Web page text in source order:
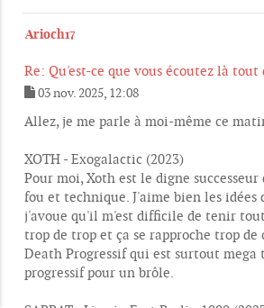
Arioch17
Re: Qu'est-ce que vous écoutez là tout
e
a
g
e
03 nov. 2025, 12:08
Allez, je me parle à moi-même ce
XOTH - Exogalactic (2023)
Pour moi, Xoth est le digne successeur
fou et technique. J'aime bien les idées
j'avoue qu'il m'est difficile de tenir
trop de trop et ça se rapproche trop de
Death Progressif qui est surtout mega
progressif pour un brôle.